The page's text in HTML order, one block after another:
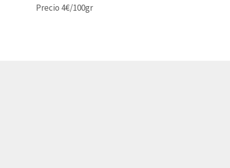
Precio 4€/100gr